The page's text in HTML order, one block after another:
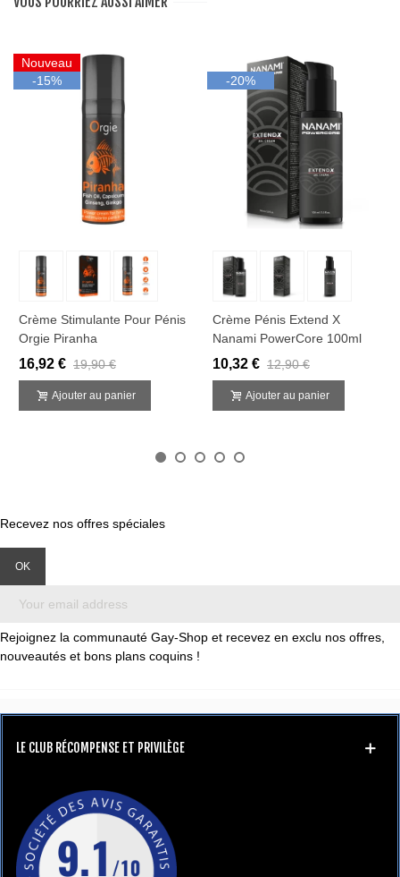
Nouveau
-15%
Crème Stimulante Pour Pénis
Orgie Piranha
16,92 € 19,90 €
Ajouter au panier
-20%
Crème Pénis Extend X
Nanami PowerCore 100ml
10,32 € 12,90 €
Ajouter au panier
Recevez nos offres spéciales
Rejoignez la communauté Gay-Shop et recevez en exclu nos offres,
nouveautés et bons plans coquins !
LE CLUB RÉCOMPENSE ET PRIVILÈGE